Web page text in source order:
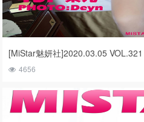
[MiStar魅妍社]2020.03.05
4656